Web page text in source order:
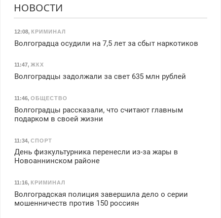
НОВОСТИ
12:08, КРИМИНАЛ
Волгоградца осудили на 7,5 лет за сбыт наркотиков
11:47, ЖКХ
Волгоградцы задолжали за свет 635 млн рублей
11:46, ОБЩЕСТВО
Волгоградцы рассказали, что считают главным
подарком в своей жизни
11:34, СПОРТ
День физкультурника перенесли из-за жары в
Новоаннинском районе
11:16, КРИМИНАЛ
Волгоградская полиция завершила дело о серии
мошенничеств против 150 россиян